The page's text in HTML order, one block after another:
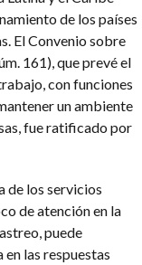
de los países
El Convenio sobre
161), que prevé el
con funciones
un ambiente
fue ratificado por
de los servicios
de atención en la
puede
las respuestas